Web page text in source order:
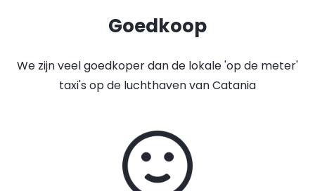
Goedkoop
We zijn veel goedkoper dan de lokale 'op de meter'
taxi's op de luchthaven van Catania